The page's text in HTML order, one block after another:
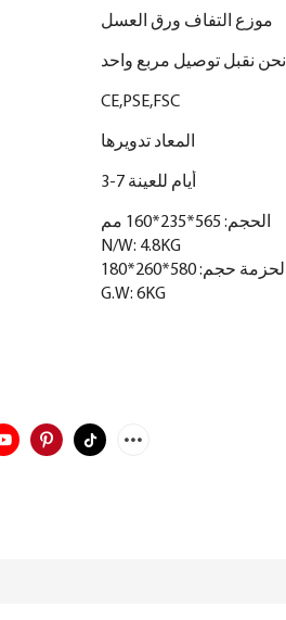
موزع التفاف ورق العسل
نحن نقبل توصيل مربع واحد
CE,PSE,FSC
المعاد تدويرها
3-7 أيام للعينة
N/W: 4.8KG
G.W: 6KG